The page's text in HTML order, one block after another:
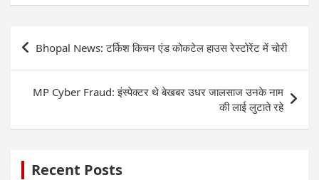
Post
navigation
Bhopal News: टर्किश किचन एंड कोकटेल हाउस रेस्टोरेंट में चोरी
MP Cyber Fraud: इंस्पेक्टर थे बेखबर उधर जालसाज उनके नाम
की लाई लुटाते रहे
Recent Posts